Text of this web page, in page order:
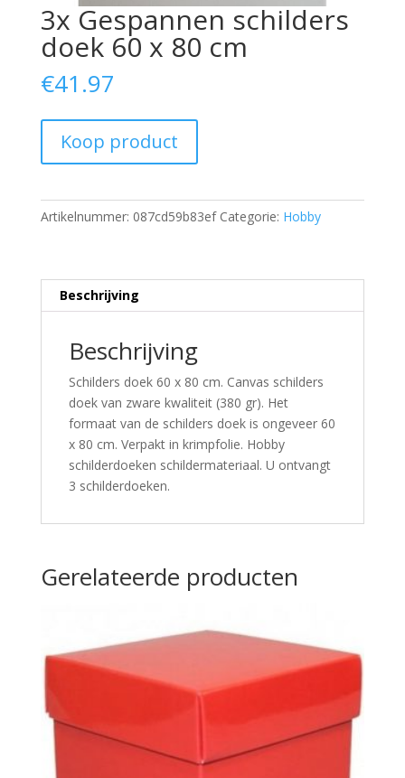
3x Gespannen schilders
doek 60 x 80 cm
€41.97
Koop product
Artikelnummer: 087cd59b83ef Categorie: Hobby
Beschrijving
Beschrijving
Schilders doek 60 x 80 cm. Canvas schilders
doek van zware kwaliteit (380 gr). Het
formaat van de schilders doek is ongeveer 60
x 80 cm. Verpakt in krimpfolie. Hobby
schilderdoeken schildermateriaal. U ontvangt
3 schilderdoeken.
Gerelateerde producten